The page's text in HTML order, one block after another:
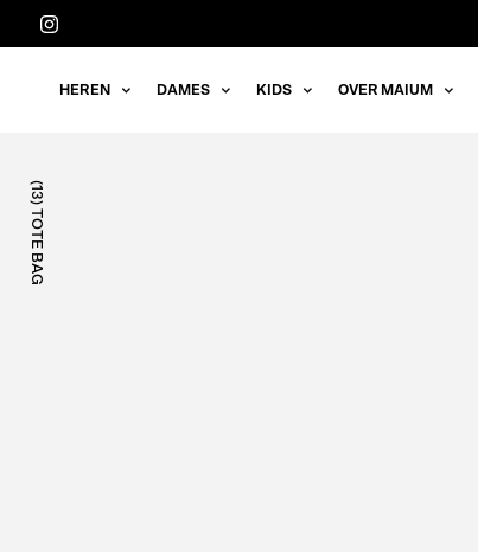
Meteen
HEREN DAMES KIDS OVER MAIUM
(13) TOTE BAG